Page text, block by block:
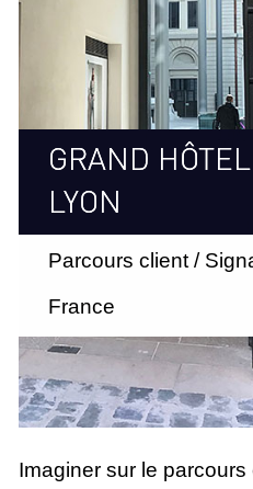
GRAND
LYON
Parcours client /
France
Imaginer sur le